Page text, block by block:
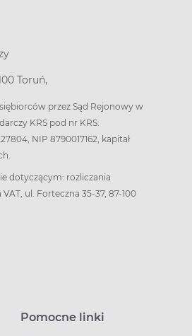
Toruń,
przez Sąd Rejonowy w
KRS pod nr KRS:
NIP 8790017162, kapitał
dotyczącym: rozliczania
ul. Forteczna 35-37, 87-100
Pomocne linki